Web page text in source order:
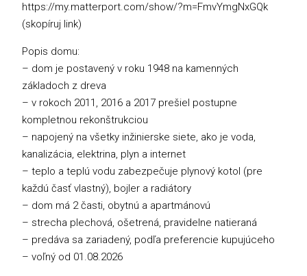
https://my.matterport.com/show/?m=FmvYmgNxGQk
(skopíruj link)
Popis domu:
– dom je postavený v roku 1948 na kamenných
základoch z dreva
– v rokoch 2011, 2016 a 2017 prešiel postupne
kompletnou rekonštrukciou
– napojený na všetky inžinierske siete, ako je voda,
kanalizácia, elektrina, plyn a internet
– teplo a teplú vodu zabezpečuje plynový kotol (pre
každú časť vlastný), bojler a radiátory
– dom má 2 časti, obytnú a apartmánovú
– strecha plechová, ošetrená, pravidelne natieraná
– predáva sa zariadený, podľa preferencie kupujúceho
– voľný od 01.08.2026